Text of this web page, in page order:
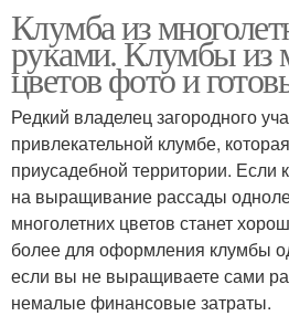
Клумба из
руками. Клумбы из
цветов фото и
Редкий владелец загородного
привлекательной клумбе,
приусадебной территории. Если
на выращивание рассады
многолетних цветов станет
более для оформления клумбы
если вы не выращиваете сами
немалые финансовые затраты.